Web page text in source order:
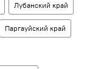
Лубанский край
Паргауйский край